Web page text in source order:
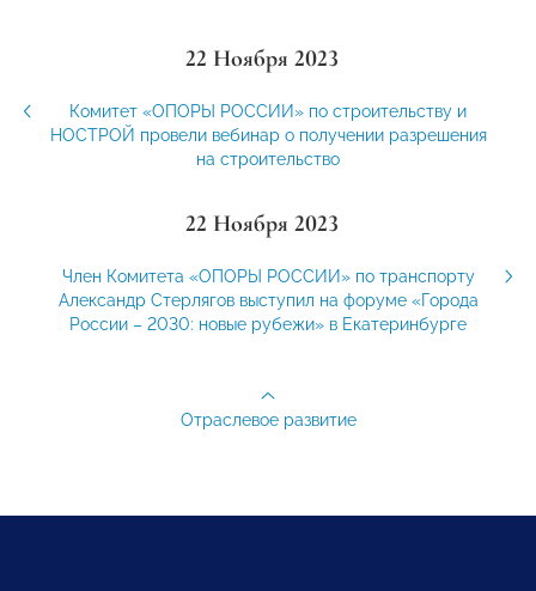
22 Ноября 2023
Комитет «ОПОРЫ РОССИИ» по строительству и
НОСТРОЙ провели вебинар о получении разрешения
на строительство
22 Ноября 2023
Член Комитета «ОПОРЫ РОССИИ» по транспорту
Александр Стерлягов выступил на форуме «Города
России – 2030: новые рубежи» в Екатеринбурге
Отраслевое развитие